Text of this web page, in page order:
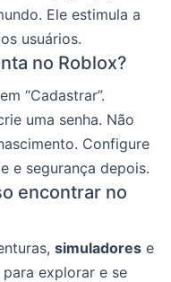
Ele estimula a
usuários.
no Roblox?
“Cadastrar”.
uma senha. Não
Configure
e segurança depois.
encontrar no
simuladores e
explorar e se